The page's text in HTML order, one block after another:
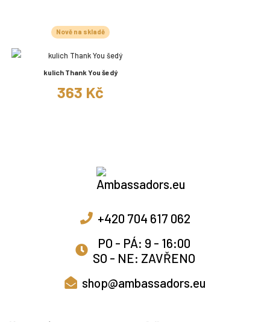
Nově na skladě
kulich Thank You šedý
363 Kč
+420 704 617 062
PO - PÁ: 9 - 16:00
SO - NE: ZAVŘENO
shop@ambassadors.eu